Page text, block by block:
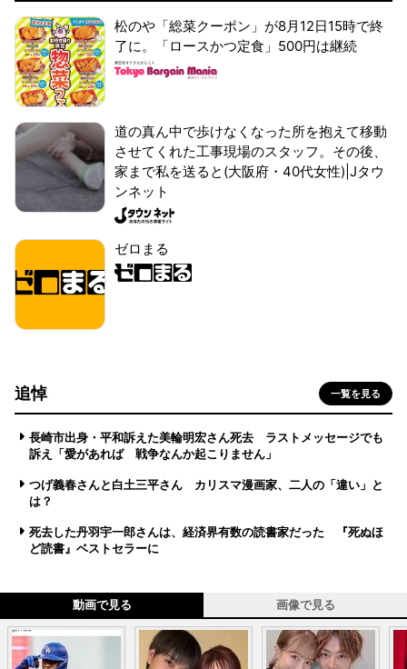
松のや「総菜クーポン」が8月12日15時で終
了に。「ロースかつ定食」500円は継続
道の真ん中で歩けなくなった所を抱えて移動
させてくれた工事現場のスタッフ。その後、
家まで私を送ると(大阪府・40代女性)|Jタウ
ンネット
ゼロまる
追悼 一覧を見る
長崎市出身・平和訴えた美輪明宏さん死去 ラストメッセージでも
訴え「愛があれば 戦争なんか起こりません」
つげ義春さんと白土三平さん カリスマ漫画家、二人の「違い」と
は？
死去した丹羽宇一郎さんは、経済界有数の読書家だった 『死ぬほ
ど読書』ベストセラーに
動画で見る 画像で見る